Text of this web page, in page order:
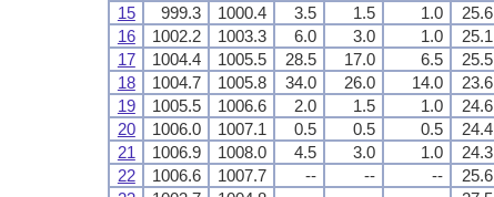
15
999.3 1000.4 3.5 1.5 1.0 25.6
16
1002.2 1003.3 6.0 3.0 1.0 25.1
17
1004.4 1005.5 28.5 17.0 6.5 25.5
18
1004.7 1005.8 34.0 26.0 14.0 23.6
19
1005.5 1006.6 2.0 1.5 1.0 24.6
20
1006.0 1007.1 0.5 0.5 0.5 24.4
21
1006.9 1008.0 4.5 3.0 1.0 24.3
22
1006.6 1007.7 -- -- -- 25.6